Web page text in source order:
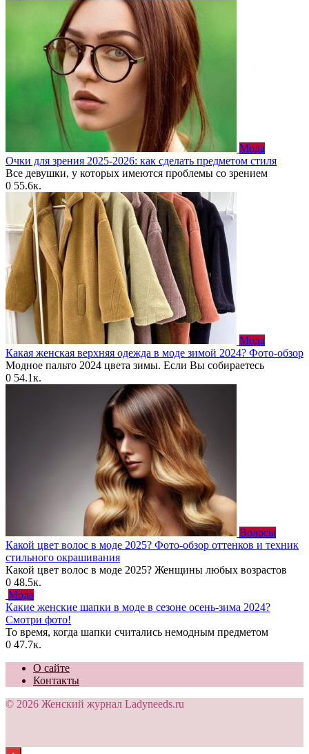
Мода
Очки для зрения 2025-2026: как сделать предметом стиля
Все девушки, у которых имеются проблемы со зрением
0 55.6к.
Мода
Какая женская верхняя одежда в моде зимой 2024? Фото-обзор
Модное пальто 2024 цвета зимы. Если Вы собираетесь
0 54.1к.
Волосы
Какой цвет волос в моде 2025? Фото-обзор оттенков и техник
стильного окрашивания
Какой цвет волос в моде 2025? Женщины любых возрастов
0 48.5к.
Мода
Какие женские шапки в моде в сезоне осень-зима 2024?
Смотри фото!
То время, когда шапки считались немодным предметом
0 47.7к.
О сайте
Контакты
© 2026 Женский журнал Ladyneeds.ru